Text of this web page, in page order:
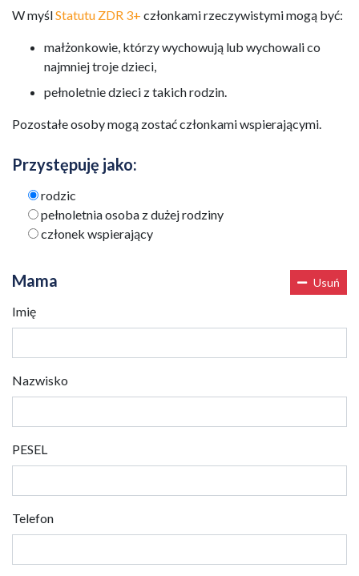
W myślStatutu ZDR 3+ członkami rzeczywistymi mogą być:
małżonkowie, którzy wychowują lub wychowali co
najmniej troje dzieci,
pełnoletnie dzieci z takich rodzin.
Pozostałe osoby mogą zostać członkami wspierającymi.
Przystępuję jako:
rodzic
pełnoletnia osoba z dużej rodziny
członek wspierający
Mama Usuń
Imię
Nazwisko
PESEL
Telefon